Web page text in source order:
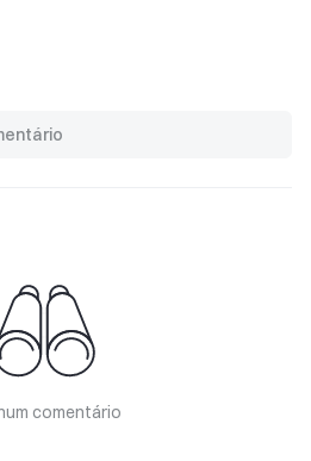
comentário